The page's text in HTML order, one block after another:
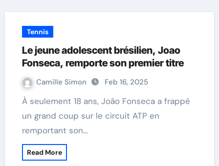
Tennis
Le jeune adolescent brésilien, Joao
Fonseca, remporte son premier titre
Camille Simon Feb 16, 2025
À seulement 18 ans, João Fonseca a frappé
un grand coup sur le circuit ATP en
remportant son…
Read More